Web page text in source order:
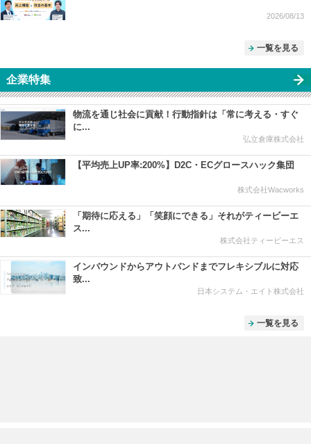
2026/08/13
一覧を見る
企業特集
物流を通じ社会に貢献！行動指針は「常に考える・すぐ
に...
弘立倉庫株式会社
【平均売上UP率:200%】D2C・ECグロースハック集団
株式会社Wacworks
「期待に応える」「笑顔にできる」それがティービーエ
ス...
株式会社ティービーエス
インバウンドからアウトバンドまでフレキシブルに対応
致...
日本システム・エイト株式会社
一覧を見る